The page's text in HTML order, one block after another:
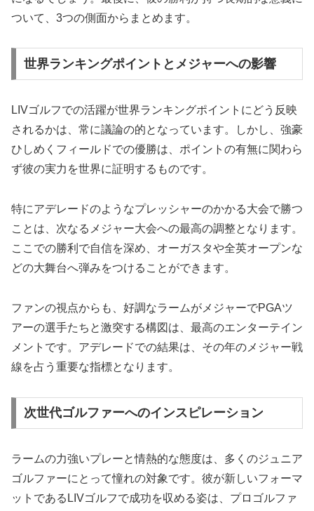
ついて、3つの側面からまとめます。
世界ランキングポイントとメジャーへの影響
LIVゴルフでの活躍が世界ランキングポイントにどう反映
されるかは、常に議論の的となっています。しかし、強豪
ひしめくフィールドでの優勝は、ポイントの有無に関わら
ず彼の実力を世界に証明するものです。
特にアデレードのようなプレッシャーのかかる大会で勝つ
ことは、次なるメジャー大会への最高の調整となります。
ここでの勝利で自信を深め、オーガスタや全英オープンな
どの大舞台へ弾みをつけることができます。
ファンの視点からも、好調なラームがメジャーでPGAツ
アーの選手たちと激突する構図は、最高のエンターテイン
メントです。アデレードでの結果は、その年のメジャー戦
線を占う重要な指標となります。
次世代ゴルファーへのインスピレーション
ラームの力強いプレーと情熱的な態度は、多くのジュニア
ゴルファーにとって憧れの対象です。彼が新しいフォーマ
ットであるLIVゴルフで成功を収める姿は、プロゴルファ